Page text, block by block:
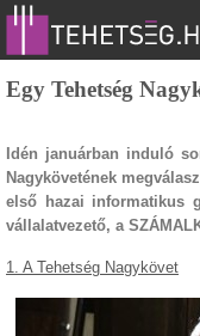
Egy Tehetség
Idén januárban induló
Nagykövetének
első hazai informatikus
vállalatvezető, a
1. A Tehetség Nagykövet